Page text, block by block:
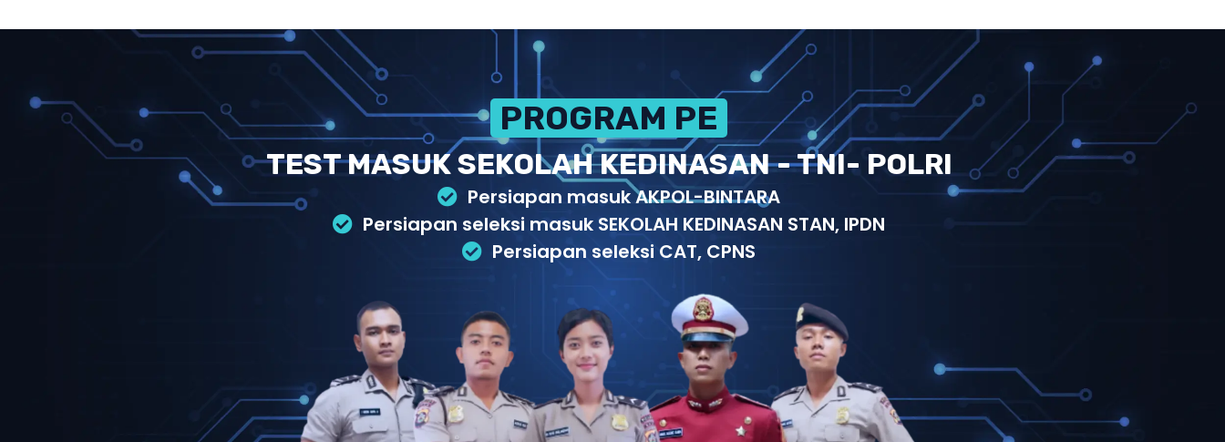
PROGRAM PERSIAPAN
TEST MASUK SEKOLAH KEDINASAN - TNI- POLRI
Persiapan masuk AKPOL-BINTARA
Persiapan seleksi masuk SEKOLAH KEDINASAN STAN, IPDN
Persiapan seleksi CAT, CPNS